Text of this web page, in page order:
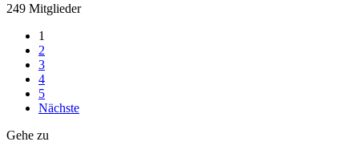
249 Mitglieder
1
2
3
4
5
Nächste
Gehe zu